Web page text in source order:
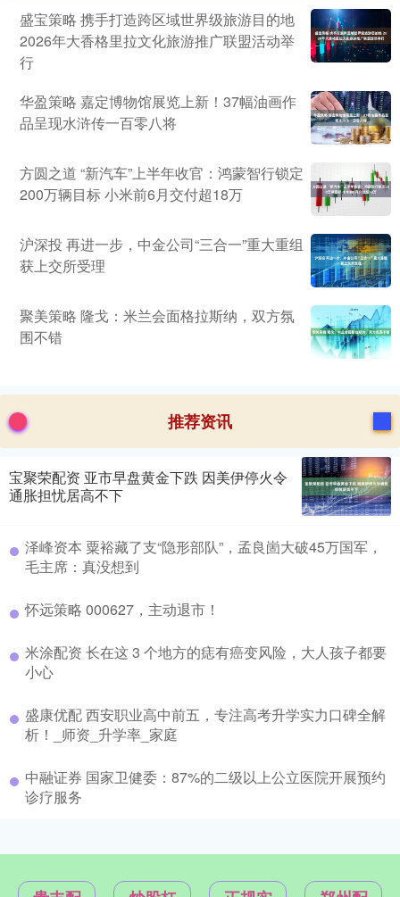
盛宝策略 携手打造跨区域世界级旅游目的地
2026年大香格里拉文化旅游推广联盟活动举
行
华盈策略 嘉定博物馆展览上新！37幅油画作
品呈现水浒传一百零八将
方圆之道 “新汽车”上半年收官：鸿蒙智行锁定
200万辆目标 小米前6月交付超18万
沪深投 再进一步，中金公司“三合一”重大重组
获上交所受理
聚美策略 隆戈：米兰会面格拉斯纳，双方氛
围不错
推荐资讯
宝聚荣配资 亚市早盘黄金下跌 因美伊停火令
通胀担忧居高不下
泽峰资本 粟裕藏了支“隐形部队”，孟良崮大破45万国军，
毛主席：真没想到
怀远策略 000627，主动退市！
米涂配资 长在这 3 个地方的痣有癌变风险，大人孩子都要
小心
盛康优配 西安职业高中前五，专注高考升学实力口碑全解
析！_师资_升学率_家庭
中融证券 国家卫健委：87%的二级以上公立医院开展预约
诊疗服务